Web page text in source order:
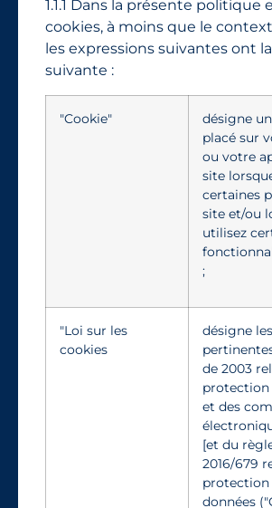
1.1.1 Dans la présente politique
cookies, à moins que le
les expressions suivantes ont
suivante :
"Cookie"
désigne
placé sur
ou votre
site
certaines
site et/ou
utilisez
;
"Loi sur les
cookies
désigne
de 2003
protection
et des
[et du
2016/679
protection
données